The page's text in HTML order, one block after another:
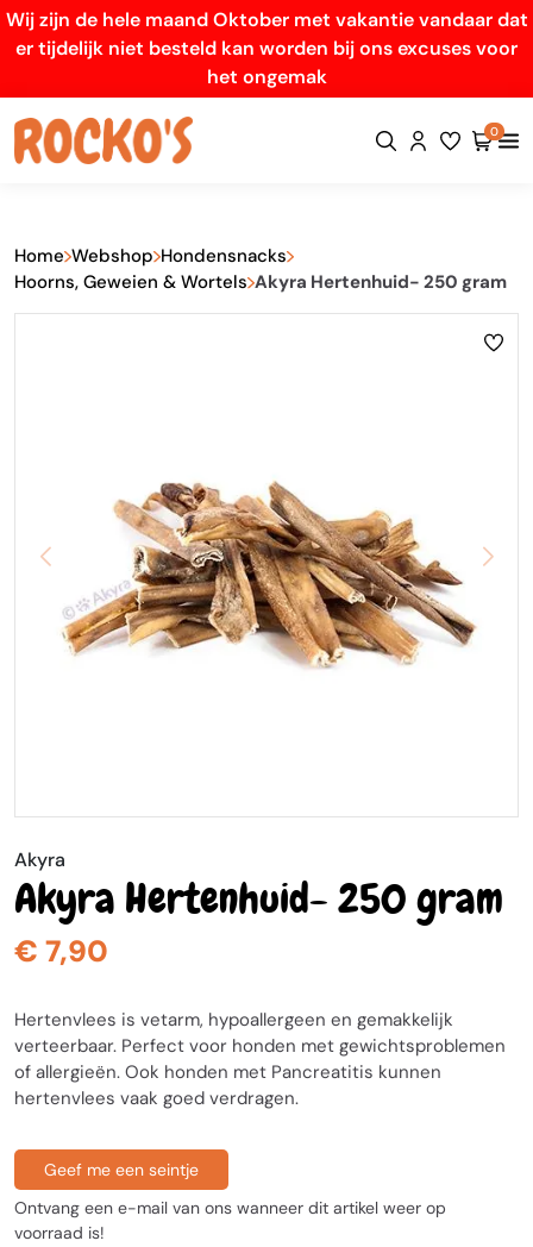
Wij zijn de hele maand Oktober met vakantie vandaar dat
er tijdelijk niet besteld kan worden bij ons excuses voor
het ongemak
0
Home Webshop Hondensnacks
Hoorns, Geweien & Wortels Akyra Hertenhuid- 250 gram
Akyra
Akyra Hertenhuid- 250 gram
€ 7,90
Hertenvlees is vetarm, hypoallergeen en gemakkelijk
verteerbaar. Perfect voor honden met gewichtsproblemen
of allergieën. Ook honden met Pancreatitis kunnen
hertenvlees vaak goed verdragen.
Geef me een seintje
Ontvang een e-mail van ons wanneer dit artikel weer op
voorraad is!